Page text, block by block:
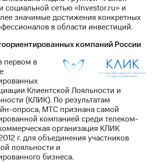
социальной сетью «Investor.ru» и
значимые достижения конкретных
в области инвестиций.
компаний России
первом в
Клиентской Лояльности и
(КЛИК). По результатам
опроса, МТС признана самой
компанией среди телеком-
организация КЛИК
г. для объединения участников
лояльности и
бизнеса.